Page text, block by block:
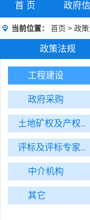
首 页 政府
当前位置： 首页 > 政
政策法规
工程建设
政府采购
土地矿权及产权..
评标及评标专家..
中介机构
其它